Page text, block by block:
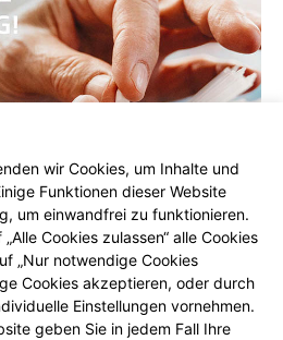
wir Cookies, um Inhalte und
Funktionen dieser Website
um einwandfrei zu funktionieren.
Cookies zulassen“ alle Cookies
„Nur notwendige Cookies
Cookies akzeptieren, oder durch
Einstellungen vornehmen.
geben Sie in jedem Fall Ihre